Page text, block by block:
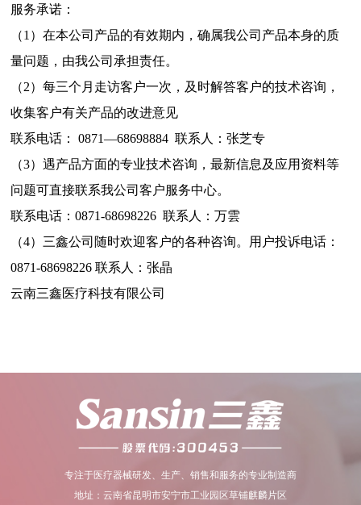
服务承诺：
（1）在本公司产品的有效期内，确属我公司产品本身的质
量问题，由我公司承担责任。
（2）每三个月走访客户一次，及时解答客户的技术咨询，
收集客户有关产品的改进意见
联系电话： 0871—68698884 联系人：张芝专
（3）遇产品方面的专业技术咨询，最新信息及应用资料等
问题可直接联系我公司客户服务中心。
联系电话：0871-68698226 联系人：万雲
（4）三鑫公司随时欢迎客户的各种咨询。用户投诉电话：
0871-68698226 联系人：张晶
云南三鑫医疗科技有限公司
专注于医疗器械研发、生产、销售和服务的专业制造商
地址：云南省昆明市安宁市工业园区草铺麒麟片区